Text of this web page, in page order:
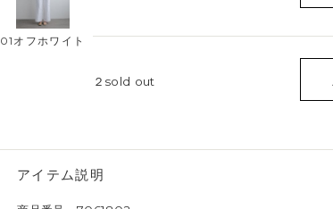
01オフホワイト
２ sold out
アイテム説明